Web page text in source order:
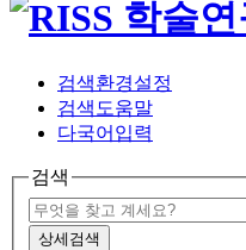
검색환경설정
검색도움말
다국어입력
검색
상세검색